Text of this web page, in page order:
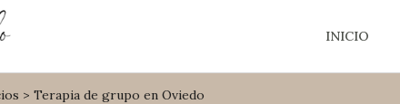
INICIO
> Terapia de grupo en Oviedo